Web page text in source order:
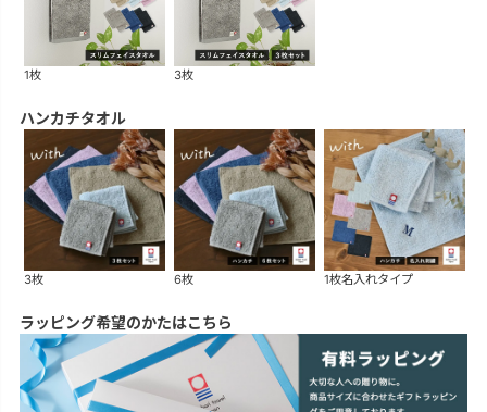
1枚 3枚
ハンカチタオル
3枚 6枚 1枚名入れタイプ
ラッピング希望のかたはこちら